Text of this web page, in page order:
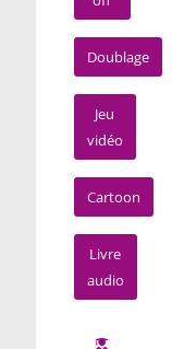
Doublage
Jeu
vidéo
Cartoon
Livre
audio